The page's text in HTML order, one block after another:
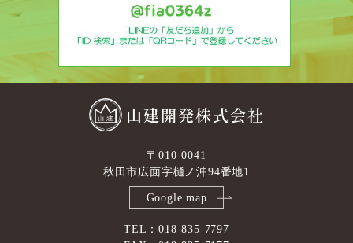
山建開発株式会社
〒010-0041
秋田市広面字樋ノ沖94番地1
Google map
TEL：018-835-7797